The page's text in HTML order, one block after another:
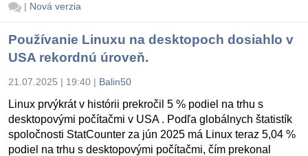
| Nová verzia
Používanie Linuxu na desktopoch dosiahlo v
USA rekordnú úroveň.
21.07.2025 | 19:40 | Balin50
Linux prvýkrát v histórii prekročil 5 % podiel na trhu s
desktopovými počítačmi v USA . Podľa globálnych štatistík
spoločnosti StatCounter za jún 2025 má Linux teraz 5,04 %
podiel na trhu s desktopovými počítačmi, čím prekonal